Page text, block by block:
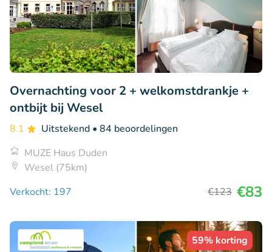
Overnachting voor 2 + welkomstdrankje +
ontbijt bij Wesel
8.1 Uitstekend • 84 beoordelingen
MUZE Haus Duden
Wesel (75km)
Verkocht: 197
€123 €83
59% korting